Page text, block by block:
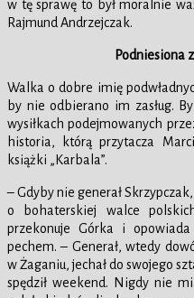
w tę sprawę to był moralnie
Rajmund Andrzejczak.
Podniesiona
Walka o dobre imię
by nie odbierano im zasług.
wysiłkach podejmowanych
historia, którą przytacza
książki „Karbala”.
– Gdyby nie generał
o bohaterskiej walce
przekonuje Górka i
pechem. – Generał, wtedy
w Żaganiu, jechał do swojego
spędził weekend. Nigdy nie